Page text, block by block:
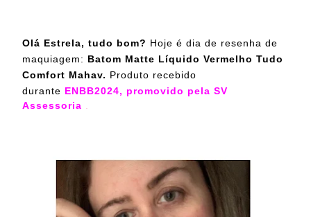
Olá Estrela, tudo bom? Hoje é dia de resenha de
maquiagem: Batom Matte Líquido Vermelho Tudo
Comfort Mahav. Produto recebido
durante ENBB2024, promovido pela SV
Assessoria .